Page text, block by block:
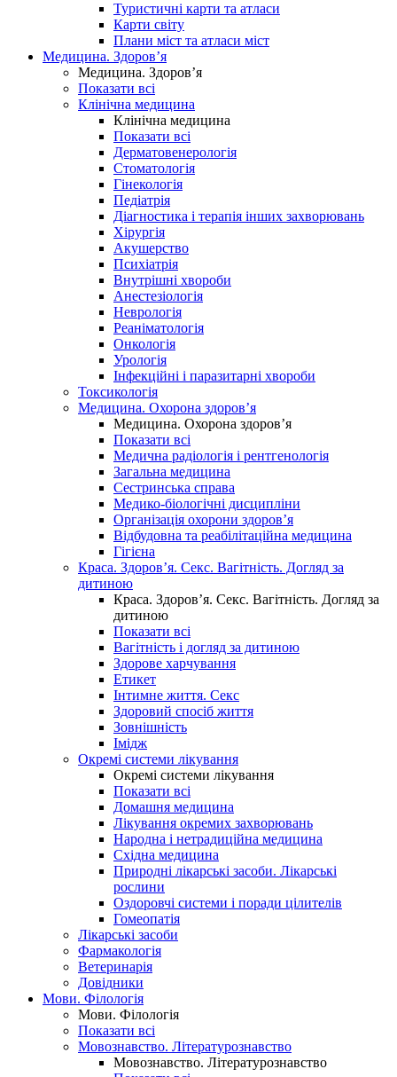
Туристичні карти та атласи
Карти світу
Плани міст та атласи міст
Медицина. Здоров’я
Медицина. Здоров’я
Показати всі
Клінічна медицина
Клінічна медицина
Показати всі
Дерматовенерологія
Стоматологія
Гінекологія
Педіатрія
Діагностика і терапія інших захворювань
Хірургія
Акушерство
Психіатрія
Внутрішні хвороби
Анестезіологія
Неврологія
Реаніматологія
Онкологія
Урологія
Інфекційні і паразитарні хвороби
Токсикологія
Медицина. Охорона здоров’я
Медицина. Охорона здоров’я
Показати всі
Медична радіологія і рентгенологія
Загальна медицина
Сестринська справа
Медико-біологічні дисципліни
Організація охорони здоров’я
Відбудовна та реабілітаційна медицина
Гігієна
Краса. Здоров’я. Секс. Вагітність. Догляд за
дитиною
Краса. Здоров’я. Секс. Вагітність. Догляд за
дитиною
Показати всі
Вагітність і догляд за дитиною
Здорове харчування
Етикет
Інтимне життя. Секс
Здоровий спосіб життя
Зовнішність
Імідж
Окремі системи лікування
Окремі системи лікування
Показати всі
Домашня медицина
Лікування окремих захворювань
Народна і нетрадиційна медицина
Східна медицина
Природні лікарські засоби. Лікарські
рослини
Оздоровчі системи і поради цілителів
Гомеопатія
Лікарські засоби
Фармакологія
Ветеринарія
Довідники
Мови. Філологія
Мови. Філологія
Показати всі
Мовознавство. Літературознавство
Мовознавство. Літературознавство